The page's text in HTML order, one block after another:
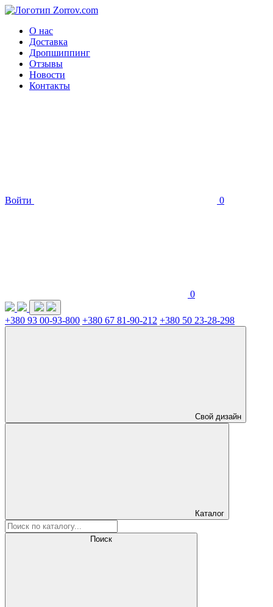
О нас
Доставка
Дропшиппинг
Отзывы
Новости
Контакты
Войти 0
0
+380 93 00-93-800 +380 67 81-90-212 +380 50 23-28-298
Свой дизайн
Каталог
Поиск